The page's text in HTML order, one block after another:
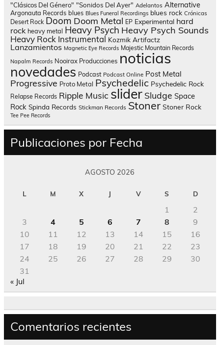
"Clásicos Del Género" "Sonidos Del Ayer" Adelantos Alternative
Argonauta Records blues Blues Funeral Recordings blues rock Crónicas
Desert Rock Doom Doom Metal EP Experimental hard
rock heavy metal Heavy Psych Heavy Psych Sounds
Heavy Rock Instrumental Kozmik Artifactz
Lanzamientos Magnetic Eye Records Majestic Mountain Records
Napalm Records Nooirax Producciones noticias
novedades Podcast Podcast Online Post Metal
Progressive Proto Metal Psychedelic Psychedelic Rock
Relapse Records Ripple Music slider Sludge Space
Rock Spinda Records Stickman Records Stoner Stoner Rock
Tee Pee Records
Publicaciones por Fecha
AGOSTO 2026
L M X J V S D
1
2
3
4 5 6 7 8
9
10
11 12 13 14 15
16
17
18 19 20 21 22
23
24
25 26 27 28 29
30
31
« Jul
Comentarios recientes